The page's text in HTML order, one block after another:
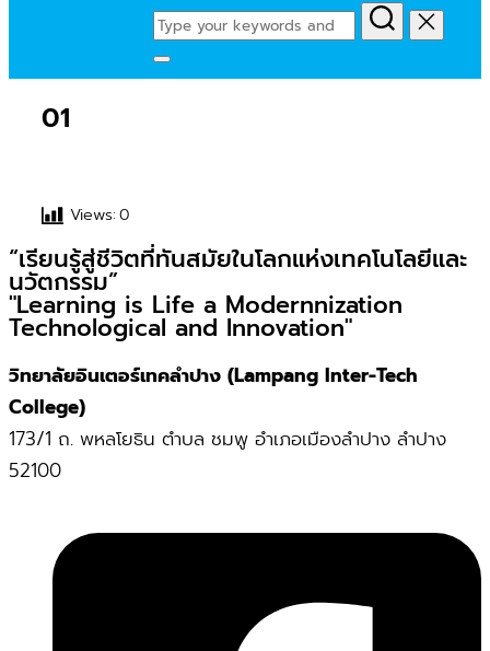
Search
for:
Toggle
01
Views:0
“เรียนรู้สู่ชีวิตที่ทันสมัยในโลกแห่งเทคโนโลยีและ
นวัตกรรม”
"Learning is Life a Modernnization
Technological and Innovation"
วิทยาลัยอินเตอร์เทคลำปาง (Lampang Inter-Tech
College)
173/1 ถ. พหลโยธิน ตำบล ชมพู อำเภอเมืองลำปาง ลำปาง
52100